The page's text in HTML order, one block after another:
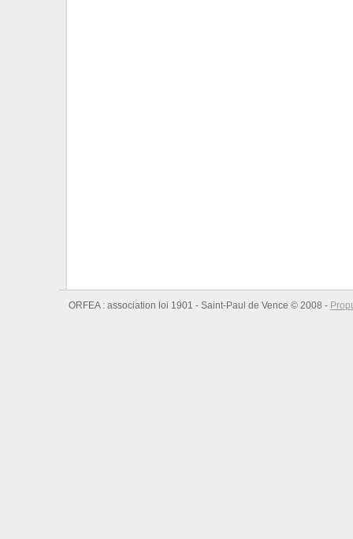
ORFEA : association loi 1901 - Saint-Paul de Vence © 2008 -